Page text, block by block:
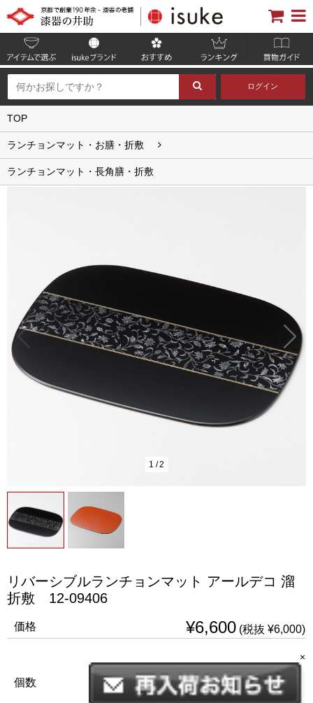
ログイン
TOP
ランチョンマット・お膳・折敷
ランチョンマット・長角膳・折敷
1 /2
リバーシブルランチョンマット アールデコ 溜
折敷 12-09406
価格 ¥6,600 (税抜 ¥6,000)
個数
×